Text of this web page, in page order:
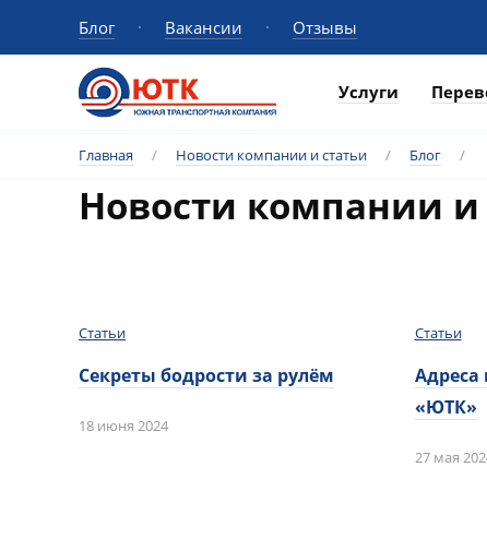
Блог Вакансии Отзывы
Услуги
Главная / Новости компании и статьи / Блог /
Новости компании и
Статьи
Секреты бодрости за рулём
18 июня 2024
Статьи
Адреса
«ЮТК»
27 мая